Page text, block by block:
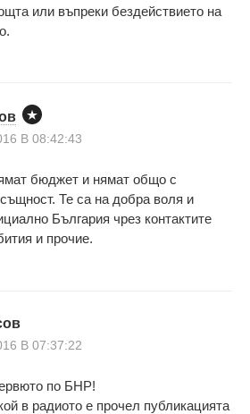
или въпреки бездействието на
В 08:42:43
бюджет и нямат общо с
Те са на добра воля и
България чрез контактите
и прочие.
В 07:37:22
по БНР!
в радиото е прочел публикацията